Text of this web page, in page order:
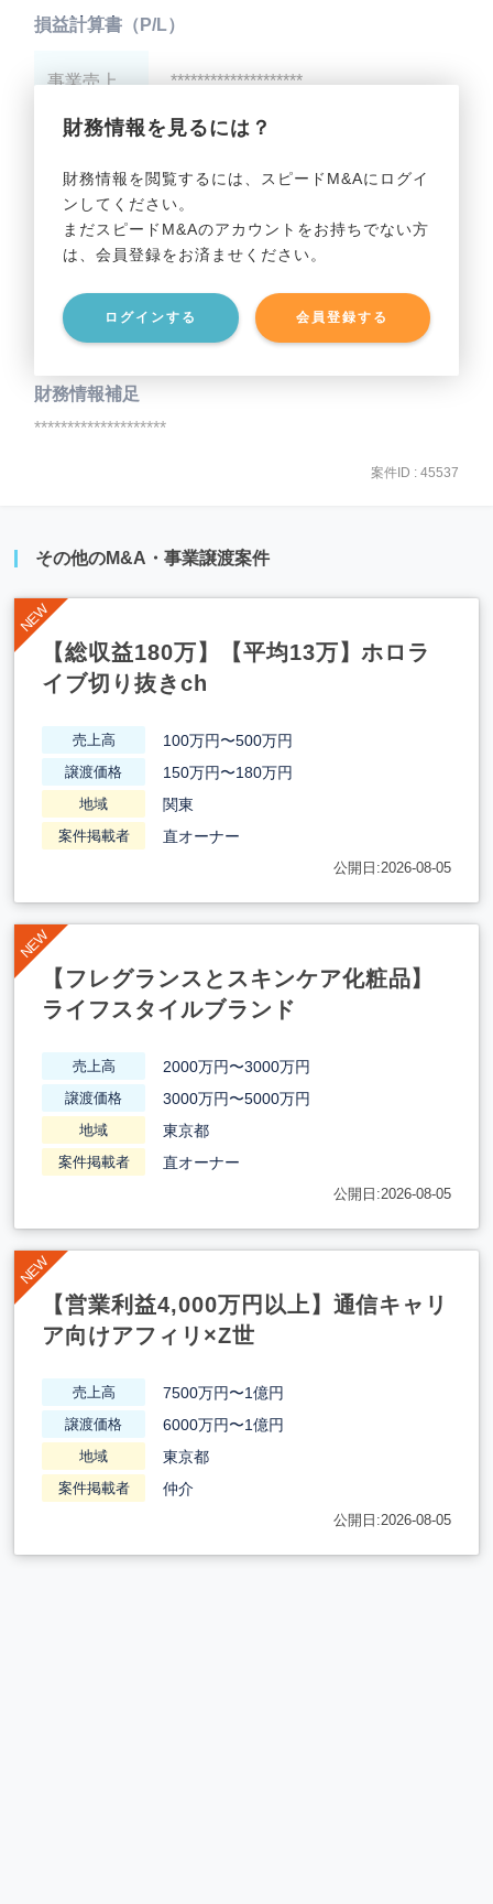
財務情報を見るには？
財務情報を閲覧するには、スピードM&Aにログイ
ンしてください。
まだスピードM&Aのアカウントをお持ちでない方
は、会員登録をお済ませください。
ログインする 会員登録する
損益計算書（P/L）
事業売上 ********************
事業利益 ********************
貸借対照表（B/S）
事業資産 ********************
事業負債 ********************
財務情報補足
********************
案件ID : 45537
その他のM&A・事業譲渡案件
【総収益180万】【平均13万】ホロラ
イブ切り抜きch
売上高 100万円〜500万円
譲渡価格 150万円〜180万円
地域 関東
案件掲載者 直オーナー
公開日:2026-08-05
【フレグランスとスキンケア化粧品】
ライフスタイルブランド
売上高 2000万円〜3000万円
譲渡価格 3000万円〜5000万円
地域 東京都
案件掲載者 直オーナー
公開日:2026-08-05
【営業利益4,000万円以上】通信キャリ
ア向けアフィリ×Z世
売上高 7500万円〜1億円
譲渡価格 6000万円〜1億円
地域 東京都
案件掲載者 仲介
公開日:2026-08-05